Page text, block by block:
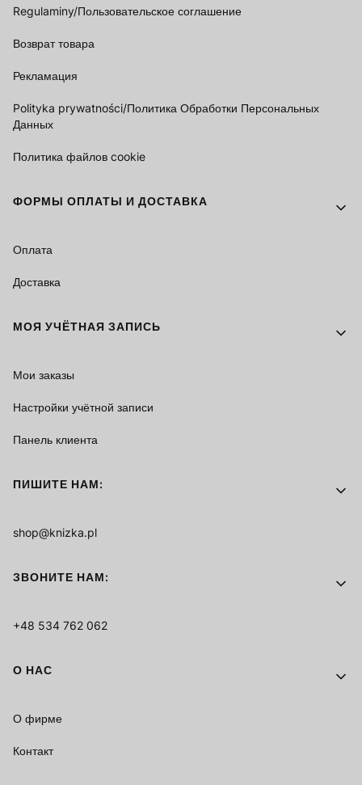
Regulaminy/Пользовательское соглашение
Возврат товара
Рекламация
Polityka prywatności/Политика Обработки Персональных
Данных
Политика файлов cookie
ФОРМЫ ОПЛАТЫ И ДОСТАВКА
Оплата
Доставка
МОЯ УЧЁТНАЯ ЗАПИСЬ
Мои заказы
Настройки учётной записи
Панель клиента
ПИШИТЕ НАМ:
shop@knizka.pl
ЗВОНИТЕ НАМ:
+48 534 762 062
О НАС
О фирме
Контакт